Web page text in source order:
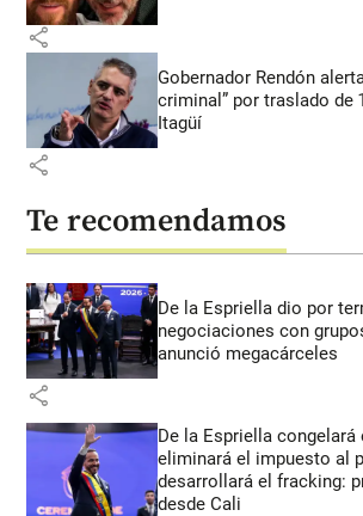
share
Gobernador Rendón
criminal” por traslado de
Itagüí
share
Te recomendamos
De la Espriella dio por
negociaciones con
anunció megacárceles
share
De la Espriella
eliminará el impuesto al
desarrollará el fracking:
desde Cali